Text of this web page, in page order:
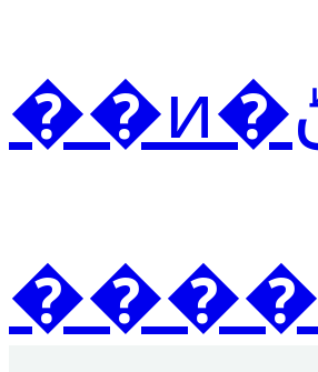
����